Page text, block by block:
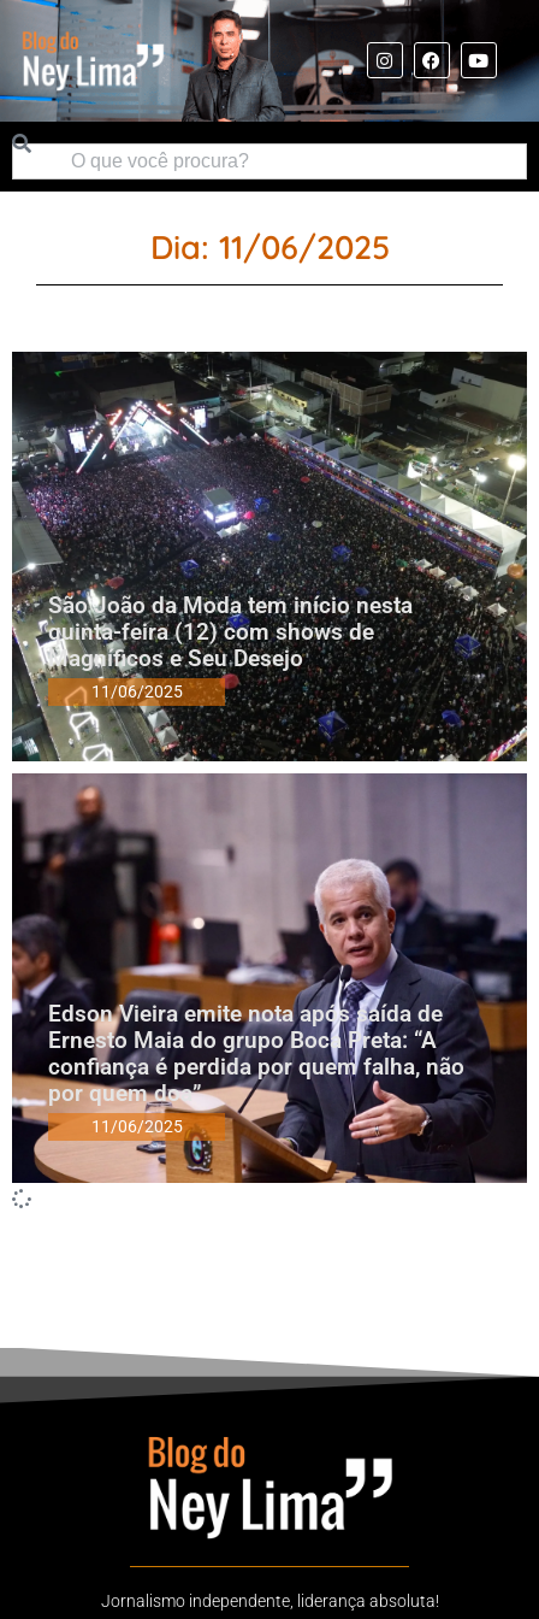
Dia: 11/06/2025
São João da Moda tem início nesta
quinta-feira (12) com shows de
Magníficos e Seu Desejo
11/06/2025
Edson Vieira emite nota após saída de
Ernesto Maia do grupo Boca Preta: “A
confiança é perdida por quem falha, não
por quem doa”
11/06/2025
Jornalismo independente, liderança absoluta!